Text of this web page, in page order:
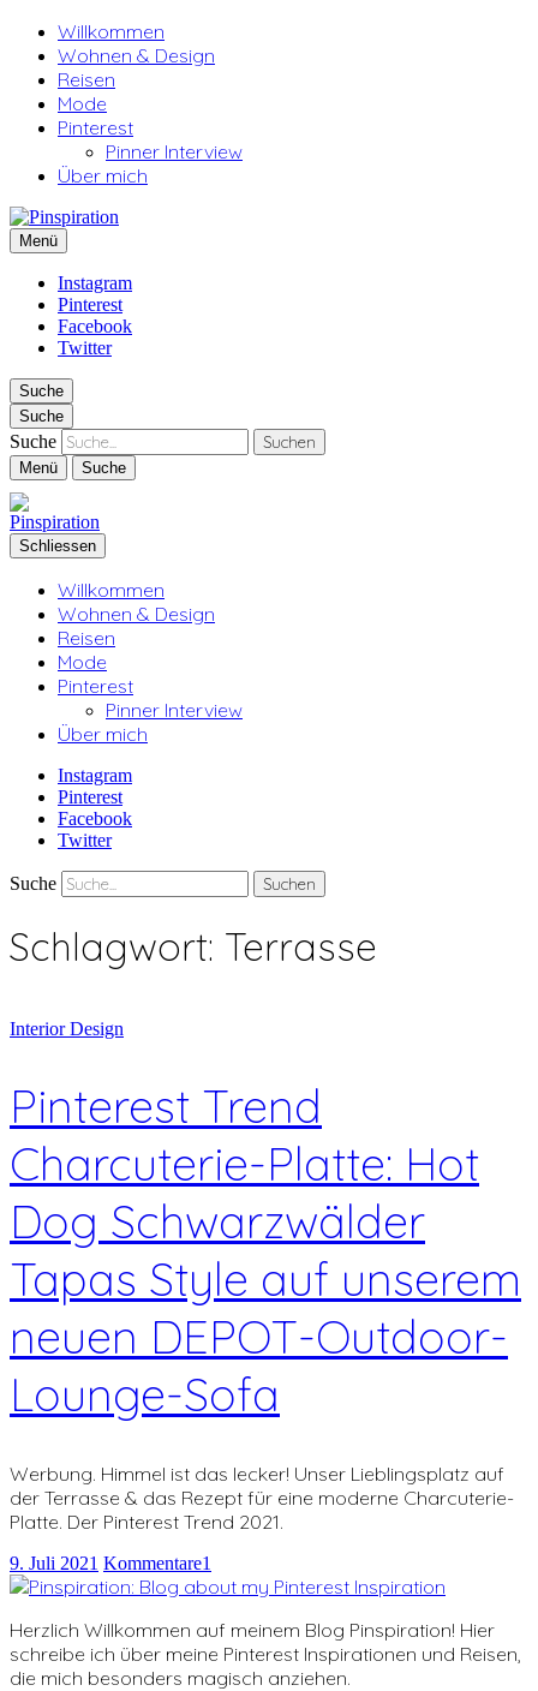
Willkommen
Wohnen & Design
Reisen
Mode
Pinterest
Pinner Interview
Über mich
Pinspiration
Menü
Instagram
Pinterest
Facebook
Twitter
Suche
Suche
Suche
Menü Suche
Schliessen
Willkommen
Wohnen & Design
Reisen
Mode
Pinterest
Pinner Interview
Über mich
Instagram
Pinterest
Facebook
Twitter
Suche
Schlagwort: Terrasse
Interior Design
Pinterest Trend
Charcuterie-Platte: Hot
Dog Schwarzwälder
Tapas Style auf unserem
neuen DEPOT-Outdoor-
Lounge-Sofa
Werbung. Himmel ist das lecker! Unser Lieblingsplatz auf
der Terrasse & das Rezept für eine moderne Charcuterie-
Platte. Der Pinterest Trend 2021.
9. Juli 2021 Kommentare1
Herzlich Willkommen auf meinem Blog Pinspiration! Hier
schreibe ich über meine Pinterest Inspirationen und Reisen,
die mich besonders magisch anziehen.